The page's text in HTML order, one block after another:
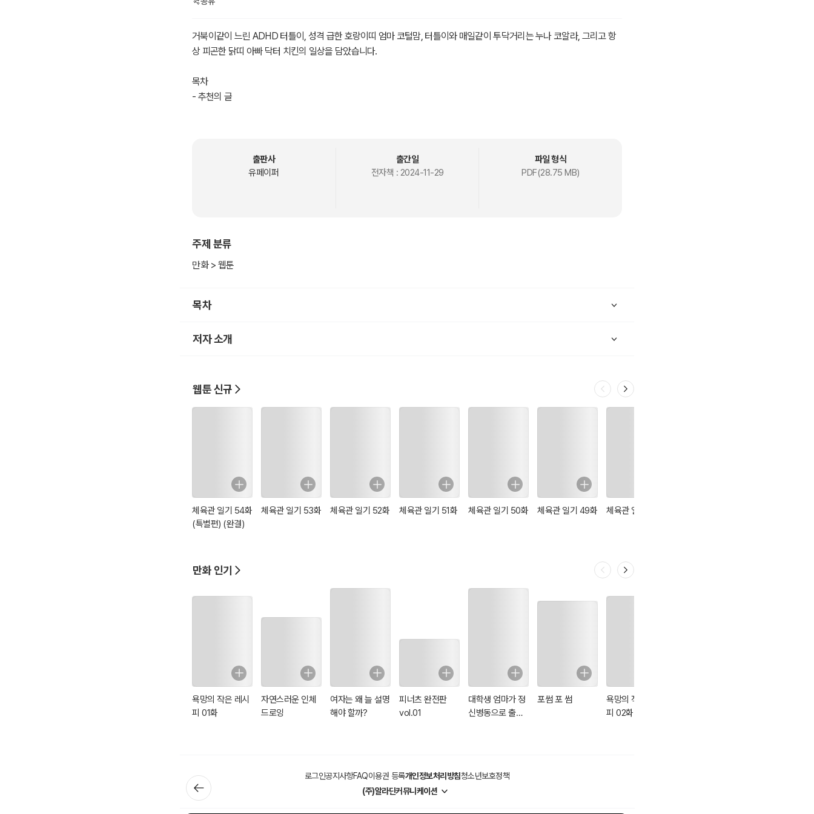
거북이같이 느린 ADHD 터틀이, 성격 급한 호랑이띠 엄마 코털맘, 터틀이와 매일같이 투닥거리는 누나 코알라, 그리고 항
상 피곤한 닭띠 아빠 닥터 치킨의 일상을 담았습니다.
목차
- 추천의 글
- 제 2장: 터틀이와 ADHD
- 제 3장: 까다로운 녀석
- 제 8장: 어쨌든 터틀이는 자란다
- 에필로그
출판사
유페이퍼
출간일
전자책 : 2024-11-29
파일 형식
PDF(28.75 MB)
주제 분류
만화 > 웹툰
목차
저자 소개
웹툰 신규
체육관 일기 54화
(특별편) (완결)
체육관 일기 53화 체육관 일기 52화 체육관 일기 51화 체육관 일기 50화 체육관 일기 49화 체육관 일기 48화
만화 인기
욕망의 작은 레시
피 01화
자연스러운 인체
드로잉
여자는 왜 늘 설명
해야 할까?
피너츠 완전판
vol.01
대학생 엄마가 정
신병동으로 출근
포썸 포 썸
욕망의 작은 레시
피 02화
로그인공지사항FAQ이용권 등록개인정보처리방침청소년보호정책
(주)알라딘커뮤니케이션